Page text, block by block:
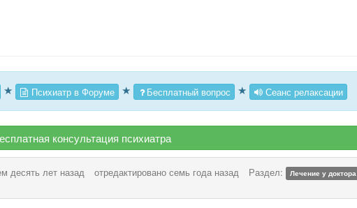
★ Психиатр в Форуме ★ Бесплатный вопрос ★ Сеанс релаксации
консультация психиатра
десять лет назад отредактировано семь года назад Раздел: Лечение у доктора